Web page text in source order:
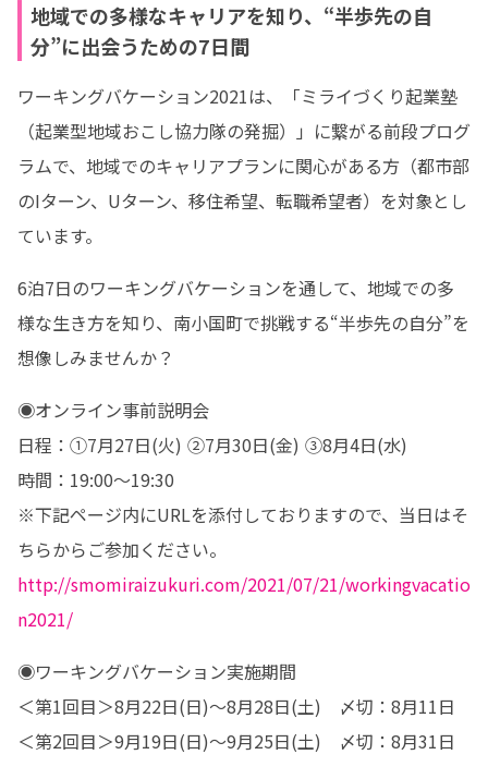
地域での多様なキャリアを知り、“半歩先の自
分”に出会うための7日間
ワーキングバケーション2021は、「ミライづくり起業塾
（起業型地域おこし協力隊の発掘）」に繋がる前段プログ
ラムで、地域でのキャリアプランに関心がある方（都市部
のIターン、Uターン、移住希望、転職希望者）を対象とし
ています。
6泊7日のワーキングバケーションを通して、地域での多
様な生き方を知り、南小国町で挑戦する“半歩先の自分”を
想像しみませんか？
◉オンライン事前説明会
日程：①7月27日(火) ②7月30日(金) ③8月4日(水)
時間：19:00～19:30
※下記ページ内にURLを添付しておりますので、当日はそ
http://smomiraizukuri.com/2021/07/21/workingvacatio
n2021/
◉ワーキングバケーション実施期間
＜第1回目＞8月22日(日)～8月28日(土)　〆切：8月11日
＜第2回目＞9月19日(日)～9月25日(土)　〆切：8月31日